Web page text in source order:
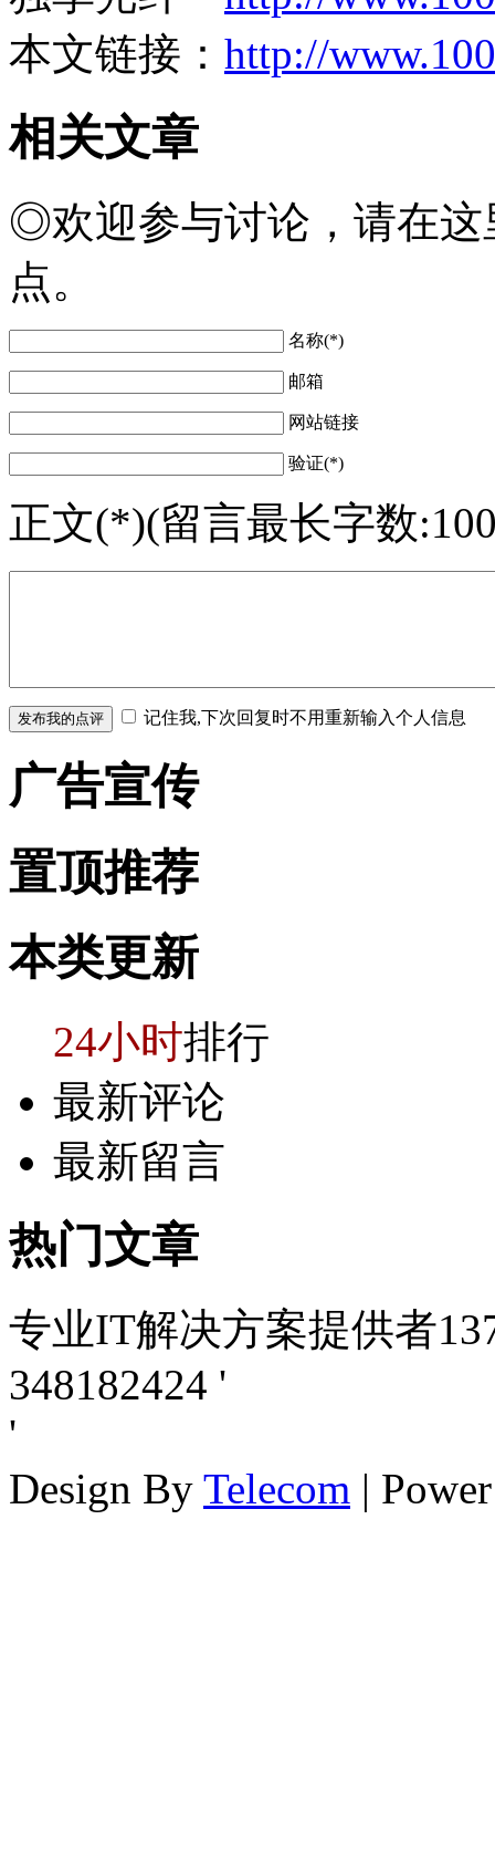
本文链接： http://
相关文章
◎欢迎参与讨论，请在这
点。
名称(*)
邮箱
网站链接
验证(*)
正文(*)(留言最长字数
记住我,下次回复时不用重新输入个人信息
广告宣传
置顶推荐
本类更新
24小时排行
最新评论
最新留言
热门文章
专业IT解决方案提供者
348182424 '
'
Design By Telecom |